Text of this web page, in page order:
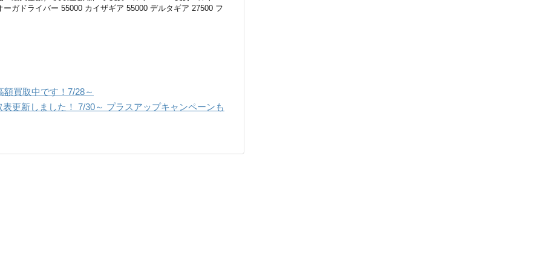
ーガドライバー 55000 カイザギア 55000 デルタギア 27500 フ
買取中です！7/28～
更新しました！ 7/30～ プラスアップキャンペーンも